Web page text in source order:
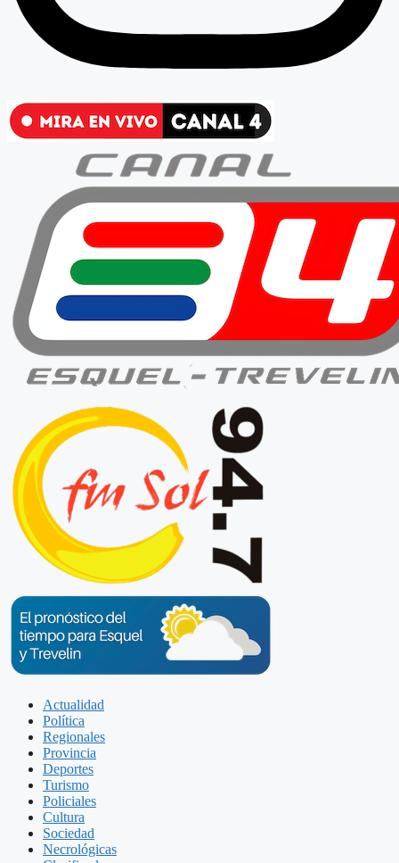
Actualidad
Política
Regionales
Provincia
Deportes
Turismo
Policiales
Cultura
Sociedad
Necrológicas